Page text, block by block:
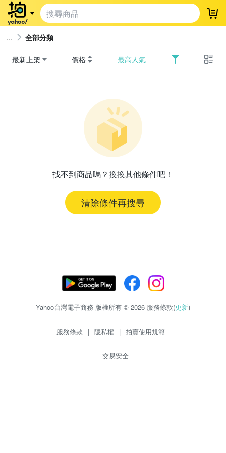
登
全部分類
最新上架 價格 最高人氣
找不到商品嗎？換換其他條件吧！
清除條件再搜尋
Yahoo台灣電子商務 版權所有 © 2026 服務條款(更新)
服務條款 | 隱私權 | 拍賣使用規範
交易安全